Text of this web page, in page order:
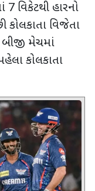
વિકેટથી હારનો
કોલકાતા વિજેતા
બીજી મેચમાં
કોલકાતા